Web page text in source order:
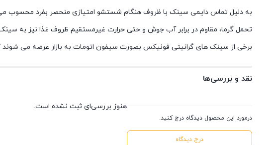
به دلیل تماس دایمی سینک با ظروف هنگام شستشو امتیازی منحصر بفرد محسوب
تحمل گرما، مقاوم در برابر آب جوش و حتی حرارت غیرمستقیم ظروف غذا نیز به
برخی از سینک های گرانیتی فونیکس بصورت سیفون اتومات به بازار عرضه می
نقد و بررسی‌ها
درمورد این محصول دیدگاه درج کنید.
درج دیدگاه
هنوز بررسی‌ای ثبت نشده است.